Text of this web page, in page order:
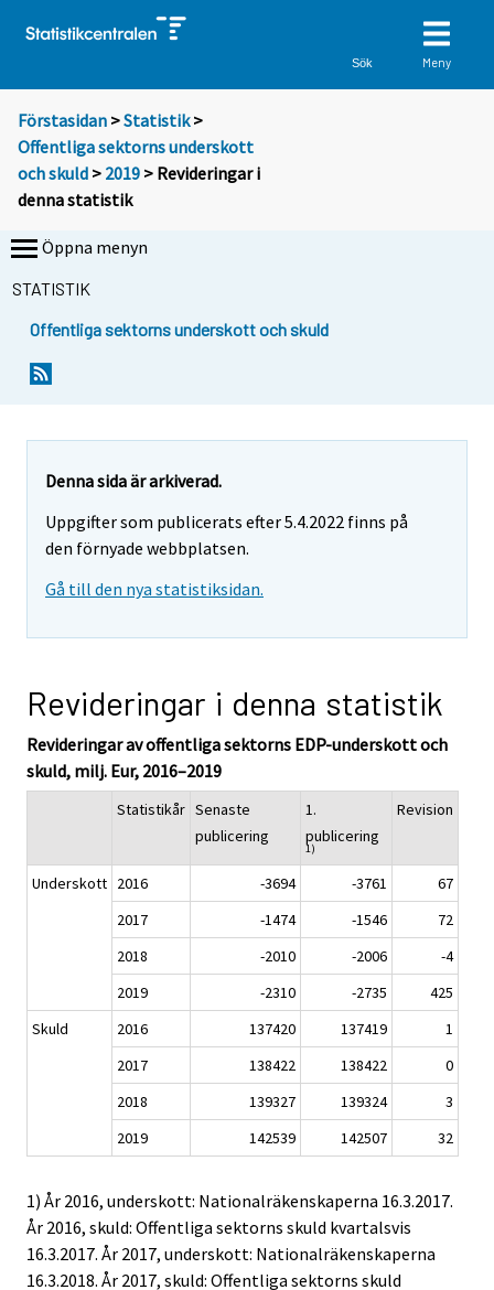
Sök Meny
Förstasidan >Statistik >
Offentliga sektorns underskott
och skuld > 2019 > Revideringar i
denna statistik
Öppna menyn
STATISTIK
Offentliga sektorns underskott och skuld
Denna sida är arkiverad.
Uppgifter som publicerats efter 5.4.2022 finns på
den förnyade webbplatsen.
Gå till den nya statistiksidan.
Revideringar i denna statistik
Revideringar av offentliga sektorns EDP-underskott och
skuld, milj. Eur, 2016–2019
Statistikår Senaste
publicering
1.
publicering
1)
Revision
Underskott 2016 -3694 -3761
67
2017
-1474 -1546
72
2018
-2010 -2006
-4
2019
-2310 -2735
425
Skuld
2016 137420 137419
1
2017
138422 138422
0
2018
139327 139324
3
2019
142539 142507 32
1) År 2016, underskott: Nationalräkenskaperna 16.3.2017.
År 2016, skuld: Offentliga sektorns skuld kvartalsvis
16.3.2017. År 2017, underskott: Nationalräkenskaperna
16.3.2018. År 2017, skuld: Offentliga sektorns skuld